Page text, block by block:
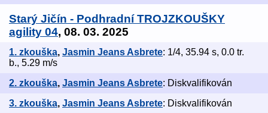
Starý Jičín - Podhradní TROJZKOUŠKY
agility 04, 08. 03. 2025
1. zkouška, Jasmin Jeans Asbrete: 1/4, 35.94 s, 0.0 tr.
b., 5.29 m/s
2. zkouška, Jasmin Jeans Asbrete: Diskvalifikován
3. zkouška, Jasmin Jeans Asbrete: Diskvalifikován